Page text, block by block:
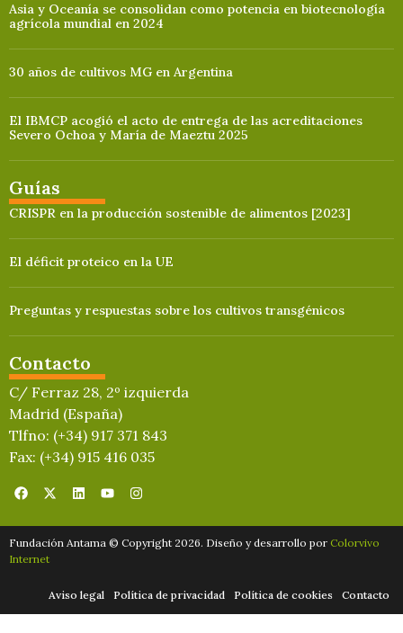
Asia y Oceanía se consolidan como potencia en biotecnología
agrícola mundial en 2024
30 años de cultivos MG en Argentina
El IBMCP acogió el acto de entrega de las acreditaciones
Severo Ochoa y María de Maeztu 2025
Guías
CRISPR en la producción sostenible de alimentos [2023]
El déficit proteico en la UE
Preguntas y respuestas sobre los cultivos transgénicos
Contacto
C/ Ferraz 28, 2º izquierda
Madrid (España)
Tlfno: (+34) 917 371 843
Fax: (+34) 915 416 035
Fundación Antama © Copyright 2026. Diseño y desarrollo por Colorvivo
Internet
Aviso legal Política de privacidad Política de cookies Contacto